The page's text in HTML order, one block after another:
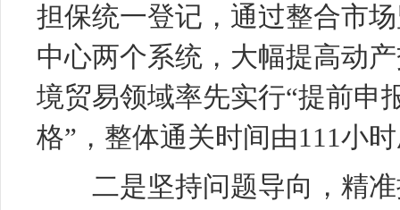
担保统一登记，通过整合市
中心两个系统，大幅提高动
境贸易领域率先实行“提前申
格”，整体通关时间由111小
二是坚持问题导向，精准